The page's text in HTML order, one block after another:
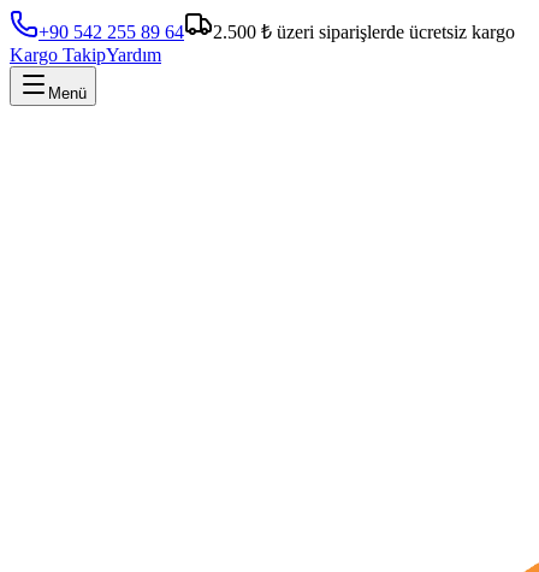
+90 542 255 89 64
2.500 ₺ üzeri siparişlerde ücretsiz kargo
Kargo TakipYardım
Menü